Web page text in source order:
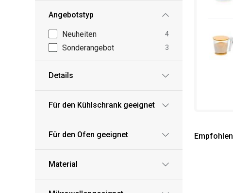
Angebotstyp
Neuheiten 4
Sonderangebot 3
Details
Für den Kühlschrank geeignet
Für den Ofen geeignet
Material
Empfohlen